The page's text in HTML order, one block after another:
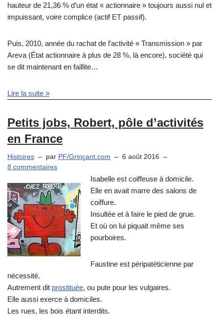
hauteur de 21,36 % d’un état « actionnaire » toujours aussi nul et
impuissant, voire complice (actif ET passif).
Puis, 2010, année du rachat de l’activité « Transmission » par
Areva (État actionnaire à plus de 28 %, là encore), société qui
se dit maintenant en faillite…
Lire la suite »
Petits jobs, Robert, pôle d’activités
en France
Histoires par PF/Grinçant.com
6 août 2016
8 commentaires
Isabelle est coiffeuse à domicile.
Elle en avait marre des salons de
coiffure.
Insultée et à faire le pied de grue.
Et où on lui piquait même ses
pourboires.
Faustine est péripatéticienne par
nécessité.
Autrement dit prostituée, ou pute pour les vulgaires.
Elle aussi exerce à domiciles.
Les rues, les bois étant interdits.